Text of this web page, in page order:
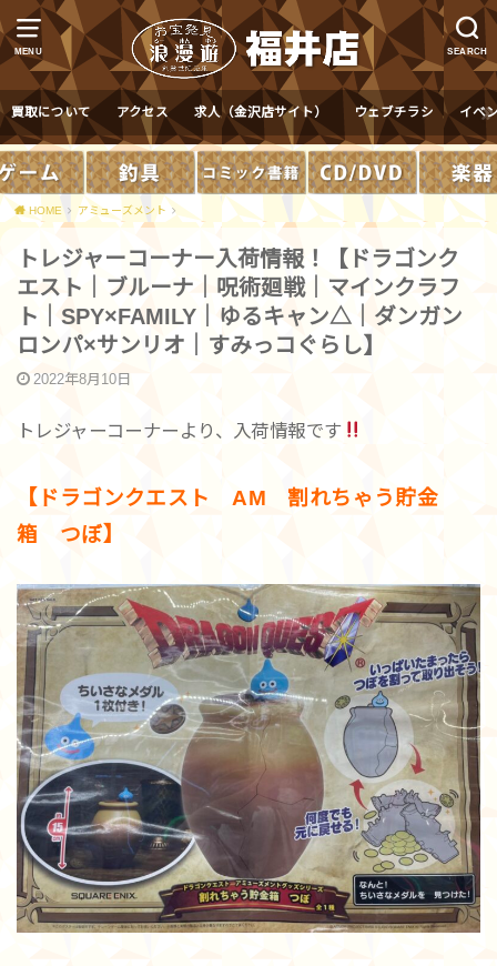
MENU SEARCH
買取について アクセス 求人（金沢店サイト） ウェブチラシ イベ
HOME アミューズメント
トレジャーコーナー入荷情報！【ドラゴンク
エスト｜ブルーナ｜呪術廻戦｜マインクラフ
ト｜SPY×FAMILY｜ゆるキャン△｜ダンガン
ロンパ×サンリオ｜すみっコぐらし】
2022年8月10日
トレジャーコーナーより、入荷情報です
【ドラゴンクエスト AM 割れちゃう貯金
箱 つぼ】